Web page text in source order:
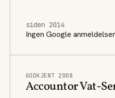
siden 2014
Ingen Google anmeldelser
GODKJENT 2008
Accountor Vat-